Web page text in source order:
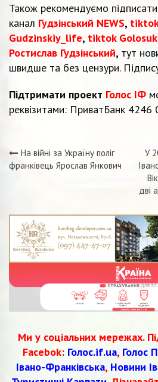
Також рекомендуємо
канал Гудзінський NEWS, tiktok
Gudzinskiy_life, tiktok
Ростислав Гудзінський, тут
швидше та без цензури.
Підтримати проект Голос ІФ
реквізитами: ПриватБанк
Навігація
На війні за Україну поліг
франківець Ярослав Янкович
У
дві
Ми у соціальних мережах.
Facebok: Голос.if.ua, Голос
Івано-Франківська, Новини